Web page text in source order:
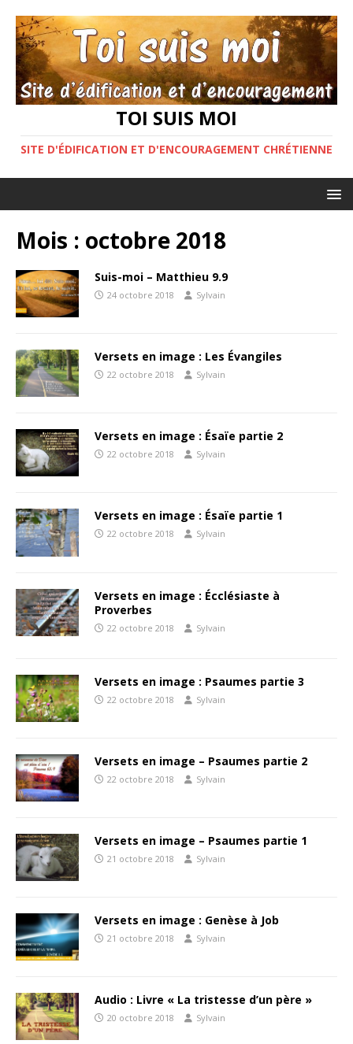
TOI SUIS MOI
SITE D'ÉDIFICATION ET D'ENCOURAGEMENT CHRÉTIENNE
Mois : octobre 2018
Suis-moi – Matthieu 9.9
24 octobre 2018 Sylvain
Versets en image : Les Évangiles
22 octobre 2018 Sylvain
Versets en image : Ésaïe partie 2
22 octobre 2018 Sylvain
Versets en image : Ésaïe partie 1
22 octobre 2018 Sylvain
Versets en image : Écclésiaste à
Proverbes
22 octobre 2018 Sylvain
Versets en image : Psaumes partie 3
22 octobre 2018 Sylvain
Versets en image – Psaumes partie 2
22 octobre 2018 Sylvain
Versets en image – Psaumes partie 1
21 octobre 2018 Sylvain
Versets en image : Genèse à Job
21 octobre 2018 Sylvain
Audio : Livre « La tristesse d’un père »
20 octobre 2018 Sylvain